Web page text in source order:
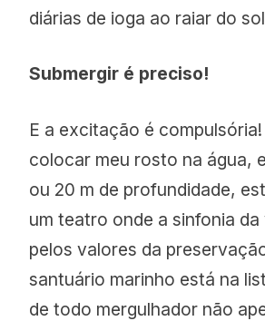
diárias de ioga ao raiar do
Submergir é preciso!
E a excitação é
colocar meu rosto na água,
ou 20 m de profundidade,
um teatro onde a sinfonia da
pelos valores da
santuário marinho está na
de todo mergulhador não